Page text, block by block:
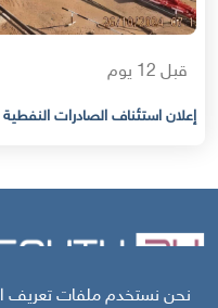
قبل 12 يوم
إعلان استئناف الصادرات
نحن نستخدم ملفات تعريف